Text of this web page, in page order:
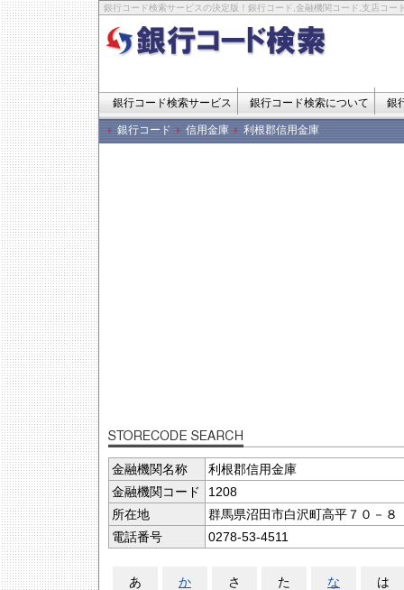
銀行コード検索サービスの決定版！銀行コード,金融機関コード,支店コー
銀行コード検索サービス 銀行コード検索について 銀
銀行コード 信用金庫 利根郡信用金庫
金融機関名称
利根郡信用金庫
金融機関コード
1208
所在地
群馬県沼田市白沢町高平７０－８
電話番号
0278-53-4511
あ か さ た な は